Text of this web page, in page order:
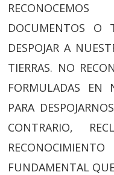
DOCUMENTOS O
DESPOJAR A
TIERRAS. NO
FORMULADAS EN
PARA
CONTRARIO,
FUNDAMENTAL